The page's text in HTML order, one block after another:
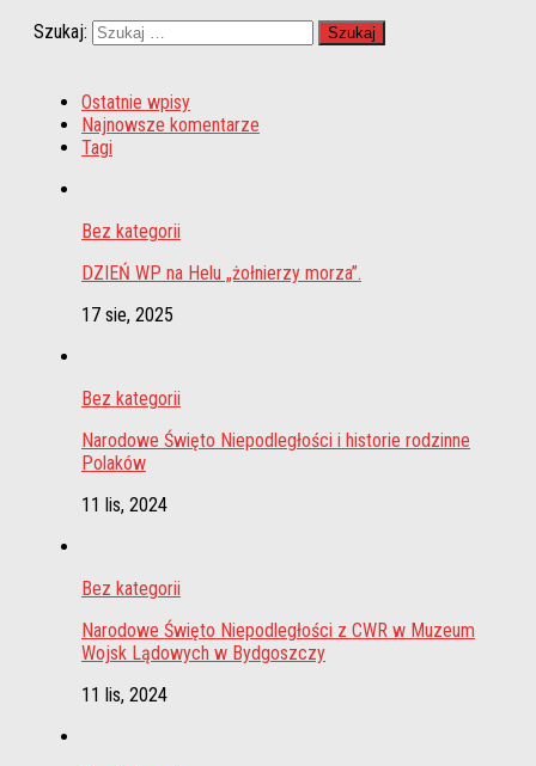
Szukaj:
Ostatnie wpisy
Najnowsze komentarze
Tagi
Bez kategorii
DZIEŃ WP na Helu „żołnierzy morza”.
17 sie, 2025
Bez kategorii
Narodowe Święto Niepodległości i historie rodzinne
Polaków
11 lis, 2024
Bez kategorii
Narodowe Święto Niepodległości z CWR w Muzeum
Wojsk Lądowych w Bydgoszczy
11 lis, 2024